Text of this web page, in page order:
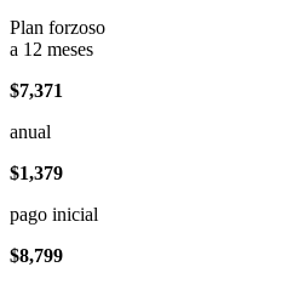
Plan forzoso
a 12 meses
$7,371
anual
$1,379
pago inicial
$8,799